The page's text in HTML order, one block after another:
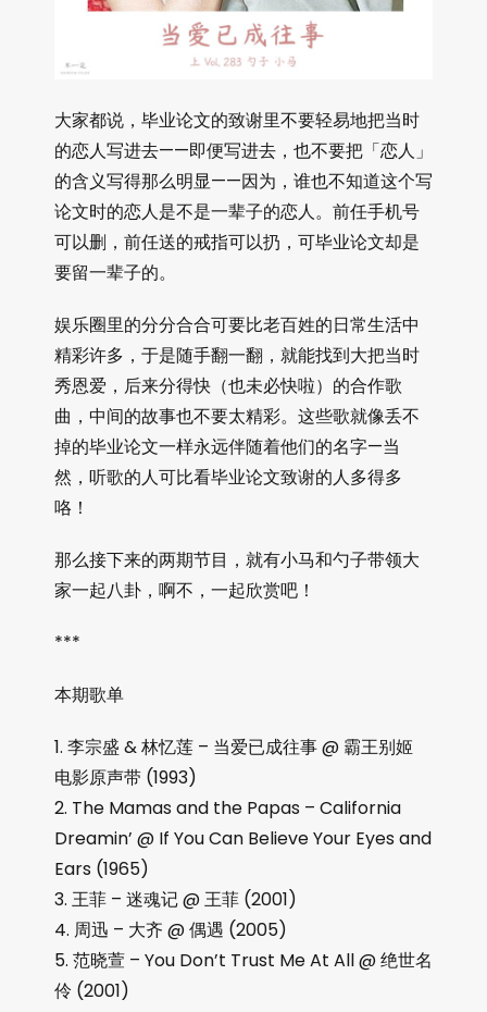
大家都说，毕业论文的致谢里不要轻易地把当时
的恋人写进去——即便写进去，也不要把「恋人」
的含义写得那么明显——因为，谁也不知道这个写
论文时的恋人是不是一辈子的恋人。前任手机号
可以删，前任送的戒指可以扔，可毕业论文却是
要留一辈子的。
娱乐圈里的分分合合可要比老百姓的日常生活中
精彩许多，于是随手翻一翻，就能找到大把当时
秀恩爱，后来分得快（也未必快啦）的合作歌
曲，中间的故事也不要太精彩。这些歌就像丢不
掉的毕业论文一样永远伴随着他们的名字—当
然，听歌的人可比看毕业论文致谢的人多得多
咯！
那么接下来的两期节目，就有小马和勺子带领大
家一起八卦，啊不，一起欣赏吧！
***
本期歌单
1. 李宗盛 & 林忆莲 – 当爱已成往事 @ 霸王别姬
电影原声带 (1993)
2. The Mamas and the Papas – California
Dreamin’ @ If You Can Believe Your Eyes and
Ears (1965)
3. 王菲 – 迷魂记 @ 王菲 (2001)
4. 周迅 – 大齐 @ 偶遇 (2005)
5. 范晓萱 – You Don’t Trust Me At All @ 绝世名
伶 (2001)